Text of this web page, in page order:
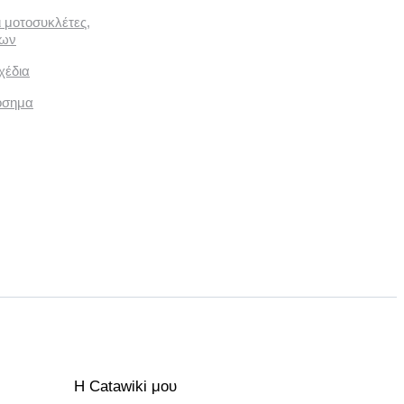
μοτοσυκλέτες,
Η Catawiki μου